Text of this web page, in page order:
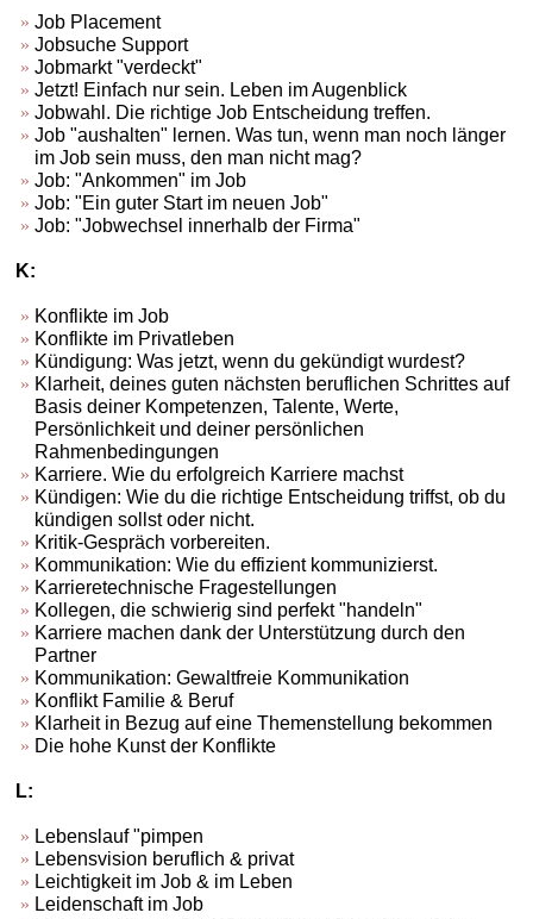
Job Placement
Jobsuche Support
Jobmarkt "verdeckt"
Jetzt! Einfach nur sein. Leben im Augenblick
Jobwahl. Die richtige Job Entscheidung treffen.
Job "aushalten" lernen. Was tun, wenn man noch länger
im Job sein muss, den man nicht mag?
Job: "Ankommen" im Job
Job: "Ein guter Start im neuen Job"
Job: "Jobwechsel innerhalb der Firma"
K:
Konflikte im Job
Konflikte im Privatleben
Kündigung: Was jetzt, wenn du gekündigt wurdest?
Klarheit, deines guten nächsten beruflichen Schrittes auf
Basis deiner Kompetenzen, Talente, Werte,
Persönlichkeit und deiner persönlichen
Rahmenbedingungen
Karriere. Wie du erfolgreich Karriere machst
Kündigen: Wie du die richtige Entscheidung triffst, ob du
kündigen sollst oder nicht.
Kritik-Gespräch vorbereiten.
Kommunikation: Wie du effizient kommunizierst.
Karrieretechnische Fragestellungen
Kollegen, die schwierig sind perfekt "handeln"
Karriere machen dank der Unterstützung durch den
Partner
Kommunikation: Gewaltfreie Kommunikation
Konflikt Familie & Beruf
Klarheit in Bezug auf eine Themenstellung bekommen
Die hohe Kunst der Konflikte
L:
Lebenslauf "pimpen
Lebensvision beruflich & privat
Leichtigkeit im Job & im Leben
Leidenschaft im Job